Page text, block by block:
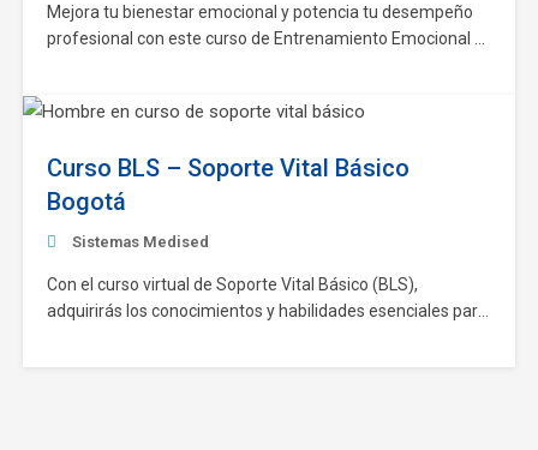
Mejora tu bienestar emocional y potencia tu desempeño
profesional con este curso de Entrenamiento Emocional y
Este programa, con una duración de 40 horas y disponible
Curso BLS – Soporte Vital Básico
Bogotá
Sistemas Medised
Con el curso virtual de Soporte Vital Básico (BLS),
adquirirás los conocimientos y habilidades esenciales para
cardiorrespiratorias, garantizando la aplicación de